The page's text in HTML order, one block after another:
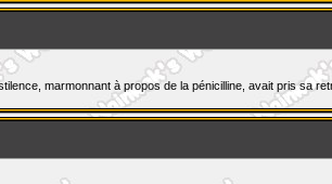
marmonnant à propos de la pénicilline, avait pris sa